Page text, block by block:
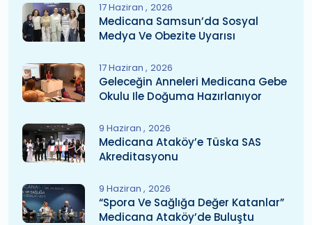
17 Haziran 2026
Medicana Samsun’da Sosyal
Medya Ve Obezite Uyarısı
17 Haziran 2026
Geleceğin Anneleri Medicana Gebe
Okulu Ile Doğuma Hazırlanıyor
9 Haziran 2026
Medicana Ataköy’e Tüska SAS
Akreditasyonu
9 Haziran 2026
“Spora Ve Sağlığa Değer Katanlar”
Medicana Ataköy’de Buluştu